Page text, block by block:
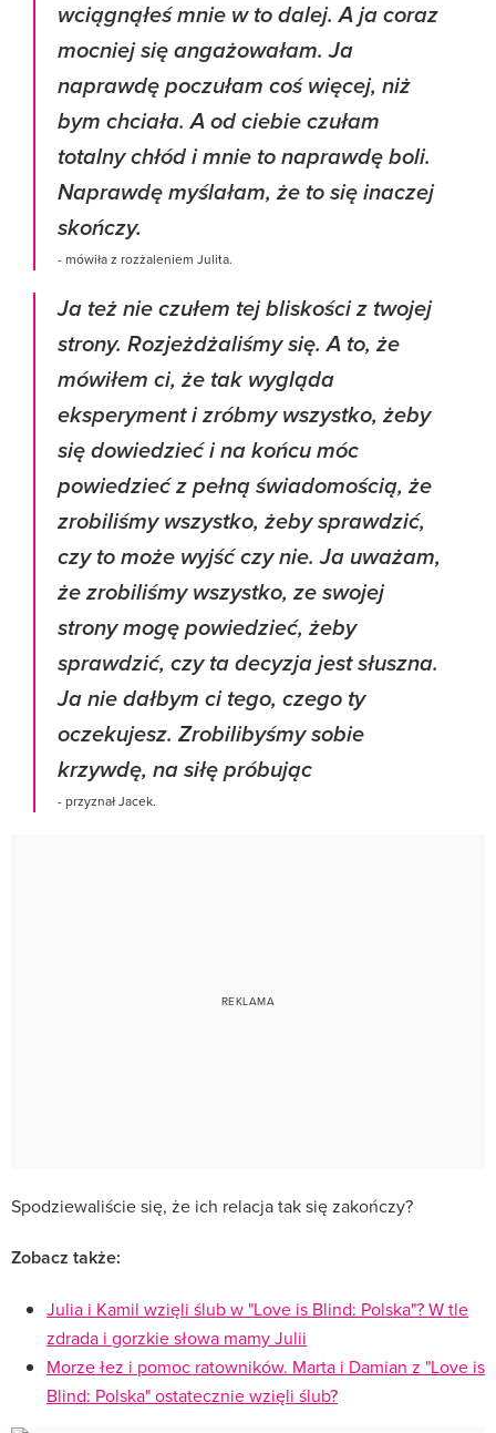
wciągnąłeś mnie w to dalej. A ja coraz
mocniej się angażowałam. Ja
naprawdę poczułam coś więcej, niż
bym chciała. A od ciebie czułam
totalny chłód i mnie to naprawdę boli.
Naprawdę myślałam, że to się inaczej
skończy.
- mówiła z rozżaleniem Julita.
Ja też nie czułem tej bliskości z twojej
strony. Rozjeżdżaliśmy się. A to, że
mówiłem ci, że tak wygląda
eksperyment i zróbmy wszystko, żeby
się dowiedzieć i na końcu móc
powiedzieć z pełną świadomością, że
zrobiliśmy wszystko, żeby sprawdzić,
czy to może wyjść czy nie. Ja uważam,
że zrobiliśmy wszystko, ze swojej
strony mogę powiedzieć, żeby
sprawdzić, czy ta decyzja jest słuszna.
Ja nie dałbym ci tego, czego ty
oczekujesz. Zrobilibyśmy sobie
krzywdę, na siłę próbując
- przyznał Jacek.
Spodziewaliście się, że ich relacja tak się zakończy?
Zobacz także:
Julia i Kamil wzięli ślub w "Love is Blind: Polska"? W tle
zdrada i gorzkie słowa mamy Julii
Morze łez i pomoc ratowników. Marta i Damian z "Love is
Blind: Polska" ostatecznie wzięli ślub?